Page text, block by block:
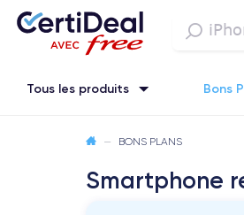
Tous les produits Bons
iPhone SE 3 (2022) iPhone 12 Pro
— BONS PLANS
Smartphone